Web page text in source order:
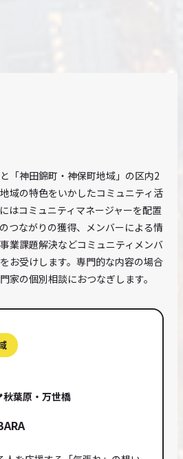
SITE POLICY
「神田錦町・神保町地域」の区内2
域の特色をいかしたコミュニティ活
はコミュニティマネージャーを配置
つながりの獲得、メンバーによる情
業課題解決などコミュニティメンバ
お受けします。専門的な内容の場合
家の個別相談におつなぎします。
秋葉原・万世橋